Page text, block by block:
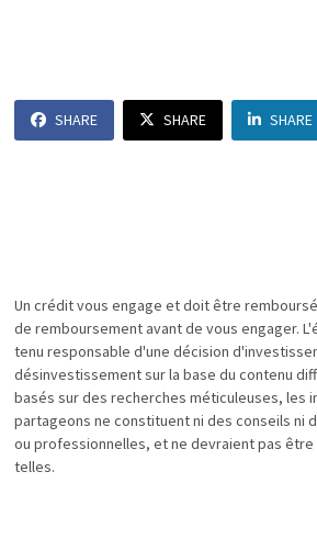
SHARE SHARE SHARE
Un crédit vous engage et doit être
de remboursement avant de vous engager.
tenu responsable d'une décision
désinvestissement sur la base du contenu
basés sur des recherches méticuleuses, les
partageons ne constituent ni des conseils ni
ou professionnelles, et ne devraient pas
telles.